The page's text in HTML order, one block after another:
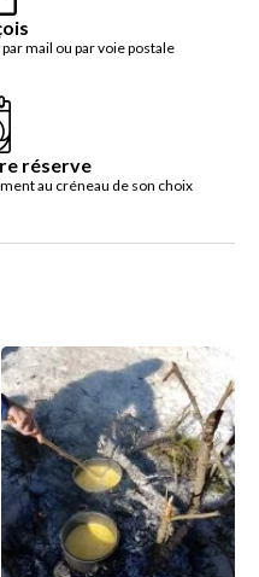
mail ou par voie postale
réserve
au créneau de son choix